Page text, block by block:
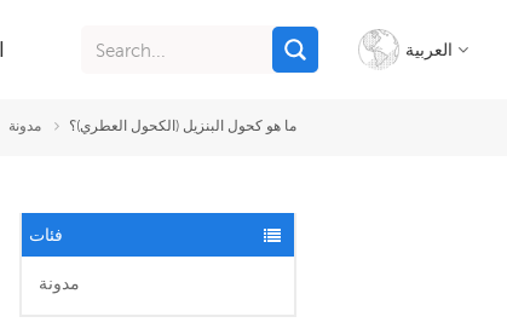
العربية
مدونة ما هو كحول البنزيل (الكحول العطري)؟
فئات
مدونة